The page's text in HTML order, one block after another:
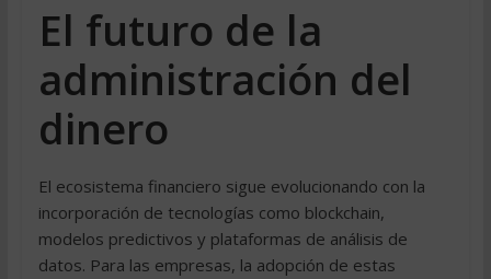
El futuro de la
administración del
dinero
El ecosistema financiero sigue evolucionando con la
incorporación de tecnologías como blockchain,
modelos predictivos y plataformas de análisis de
datos. Para las empresas, la adopción de estas